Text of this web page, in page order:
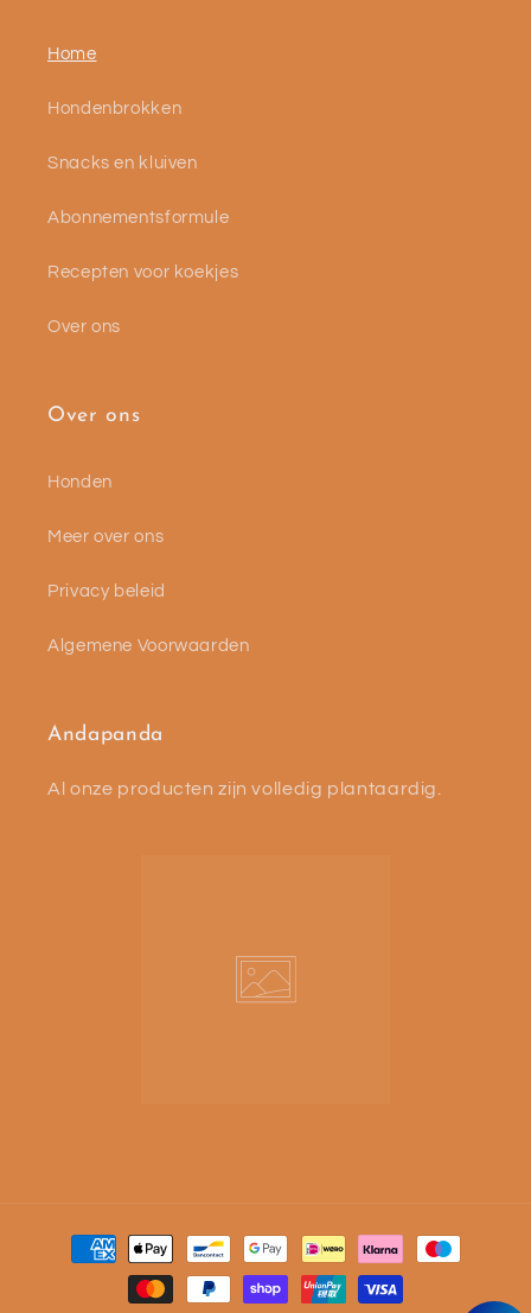
Home
Hondenbrokken
Snacks en kluiven
Abonnementsformule
Recepten voor koekjes
Over ons
Over ons
Honden
Meer over ons
Privacy beleid
Algemene Voorwaarden
Andapanda
Al onze producten zijn volledig plantaardig.
Betaalmethoden